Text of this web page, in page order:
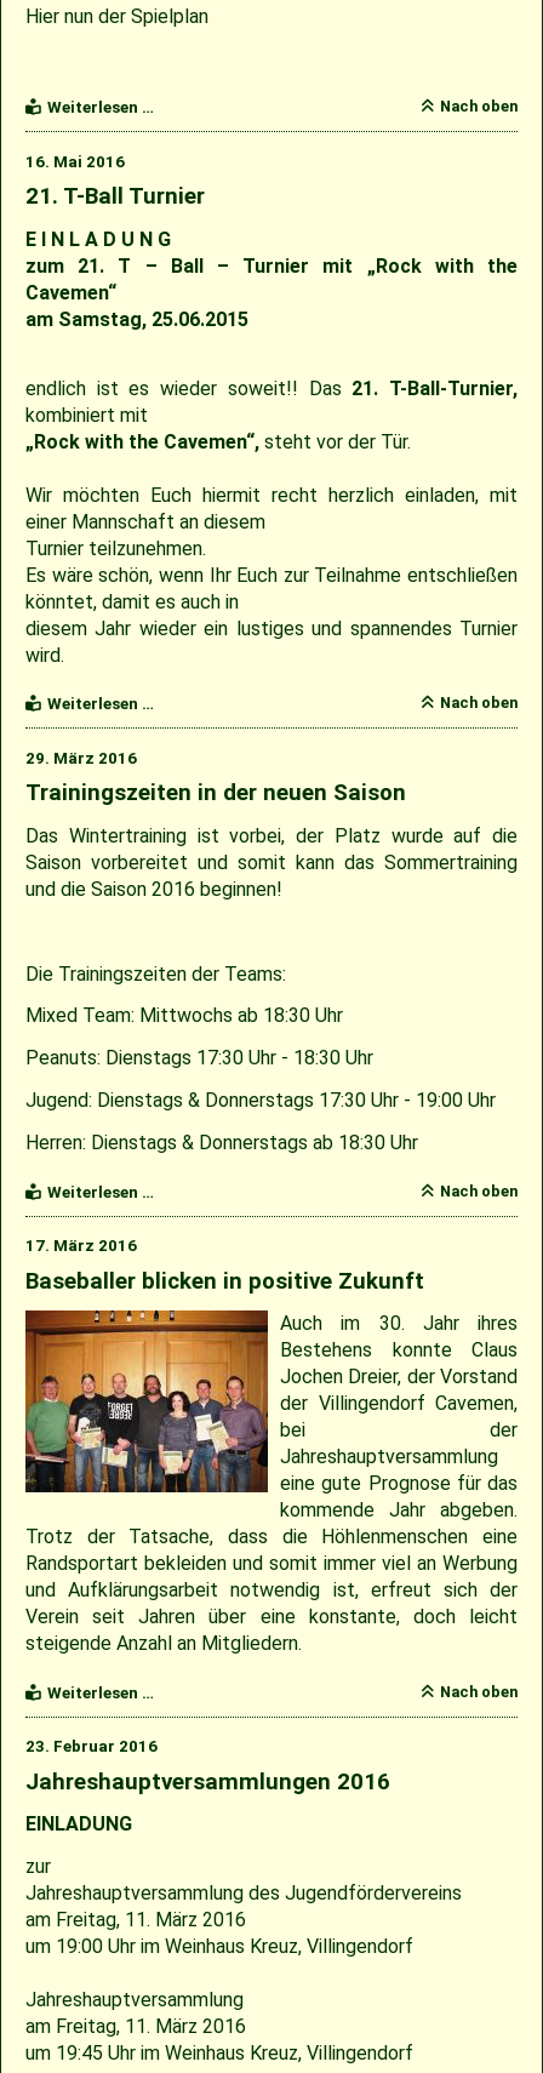
Cavemen
Rock-
Hier nun der Spielplan
Weiterlesen …
Turniers
Nach oben
16. Mai 2016
21. T-Ball Turnier
E I N L A D U N G
zum 21. T – Ball – Turnier mit „Rock with the
Cavemen“
am Samstag, 25.06.2015
endlich ist es wieder soweit!! Das 21. T-Ball-Turnier,
kombiniert mit
„Rock with the Cavemen“, steht vor der Tür.
Wir möchten Euch hiermit recht herzlich einladen, mit
einer Mannschaft an diesem
Turnier teilzunehmen.
Es wäre schön, wenn Ihr Euch zur Teilnahme entschließen
könntet, damit es auch in
diesem Jahr wieder ein lustiges und spannendes Turnier
wird.
Weiterlesen … Nach oben
29. März 2016
Trainingszeiten in der neuen Saison
Das Wintertraining ist vorbei, der Platz wurde auf die
Saison vorbereitet und somit kann das Sommertraining
und die Saison 2016 beginnen!
Die Trainingszeiten der Teams:
Mixed Team: Mittwochs ab 18:30 Uhr
Peanuts: Dienstags 17:30 Uhr - 18:30 Uhr
Jugend: Dienstags & Donnerstags 17:30 Uhr - 19:00 Uhr
Herren: Dienstags & Donnerstags ab 18:30 Uhr
Weiterlesen …
Saison
Nach oben
17. März 2016
Baseballer blicken in positive Zukunft
Auch im 30. Jahr ihres
Bestehens konnte Claus
Jochen Dreier, der Vorstand
der Villingendorf Cavemen,
bei der
Jahreshauptversammlung
eine gute Prognose für das
kommende Jahr abgeben.
Trotz der Tatsache, dass die Höhlenmenschen eine
Randsportart bekleiden und somit immer viel an Werbung
und Aufklärungsarbeit notwendig ist, erfreut sich der
Verein seit Jahren über eine konstante, doch leicht
steigende Anzahl an Mitgliedern.
Weiterlesen …
positive
Zukunft
Nach oben
23. Februar 2016
Jahreshauptversammlungen 2016
EINLADUNG
zur
Jahreshauptversammlung des Jugendfördervereins
am Freitag, 11. März 2016
um 19:00 Uhr im Weinhaus Kreuz, Villingendorf
Jahreshauptversammlung
am Freitag, 11. März 2016
um 19:45 Uhr im Weinhaus Kreuz, Villingendorf